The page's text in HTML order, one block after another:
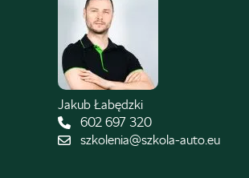
Jakub Łabędzki
602 697 320
szkolenia@szkola-auto.eu